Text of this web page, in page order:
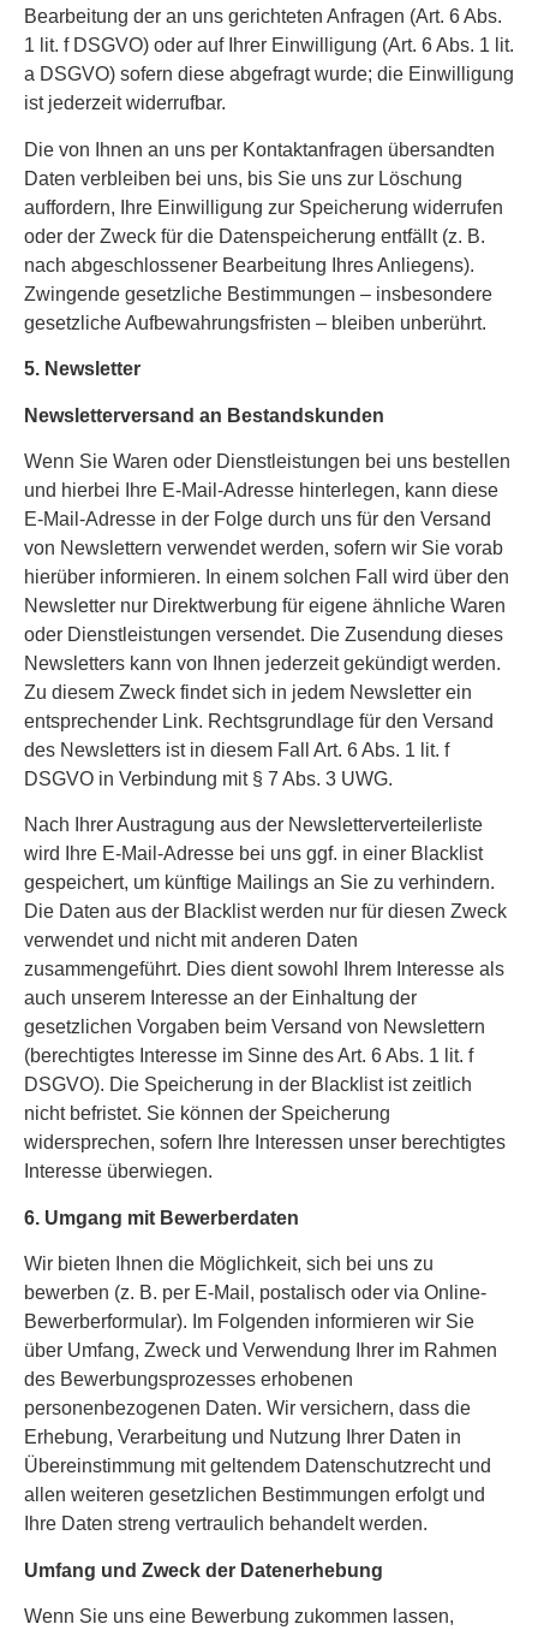
Bearbeitung der an uns gerichteten Anfragen (Art. 6 Abs.
1 lit. f DSGVO) oder auf Ihrer Einwilligung (Art. 6 Abs. 1 lit.
a DSGVO) sofern diese abgefragt wurde; die Einwilligung
ist jederzeit widerrufbar.
Die von Ihnen an uns per Kontaktanfragen übersandten
Daten verbleiben bei uns, bis Sie uns zur Löschung
auffordern, Ihre Einwilligung zur Speicherung widerrufen
oder der Zweck für die Datenspeicherung entfällt (z. B.
nach abgeschlossener Bearbeitung Ihres Anliegens).
Zwingende gesetzliche Bestimmungen – insbesondere
gesetzliche Aufbewahrungsfristen – bleiben unberührt.
5. Newsletter
Newsletterversand an Bestandskunden
Wenn Sie Waren oder Dienstleistungen bei uns bestellen
und hierbei Ihre E-Mail-Adresse hinterlegen, kann diese
E-Mail-Adresse in der Folge durch uns für den Versand
von Newslettern verwendet werden, sofern wir Sie vorab
hierüber informieren. In einem solchen Fall wird über den
Newsletter nur Direktwerbung für eigene ähnliche Waren
oder Dienstleistungen versendet. Die Zusendung dieses
Newsletters kann von Ihnen jederzeit gekündigt werden.
Zu diesem Zweck findet sich in jedem Newsletter ein
entsprechender Link. Rechtsgrundlage für den Versand
des Newsletters ist in diesem Fall Art. 6 Abs. 1 lit. f
DSGVO in Verbindung mit § 7 Abs. 3 UWG.
Nach Ihrer Austragung aus der Newsletterverteilerliste
wird Ihre E-Mail-Adresse bei uns ggf. in einer Blacklist
gespeichert, um künftige Mailings an Sie zu verhindern.
Die Daten aus der Blacklist werden nur für diesen Zweck
verwendet und nicht mit anderen Daten
zusammengeführt. Dies dient sowohl Ihrem Interesse als
auch unserem Interesse an der Einhaltung der
gesetzlichen Vorgaben beim Versand von Newslettern
(berechtigtes Interesse im Sinne des Art. 6 Abs. 1 lit. f
DSGVO). Die Speicherung in der Blacklist ist zeitlich
nicht befristet. Sie können der Speicherung
widersprechen, sofern Ihre Interessen unser berechtigtes
Interesse überwiegen.
6. Umgang mit Bewerberdaten
Wir bieten Ihnen die Möglichkeit, sich bei uns zu
bewerben (z. B. per E-Mail, postalisch oder via Online-
Bewerberformular). Im Folgenden informieren wir Sie
über Umfang, Zweck und Verwendung Ihrer im Rahmen
des Bewerbungsprozesses erhobenen
personenbezogenen Daten. Wir versichern, dass die
Erhebung, Verarbeitung und Nutzung Ihrer Daten in
Übereinstimmung mit geltendem Datenschutzrecht und
allen weiteren gesetzlichen Bestimmungen erfolgt und
Ihre Daten streng vertraulich behandelt werden.
Umfang und Zweck der Datenerhebung
Wenn Sie uns eine Bewerbung zukommen lassen,